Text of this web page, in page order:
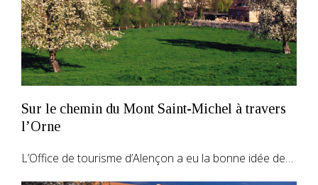
Sur le chemin du Mont Saint-Michel à travers
l’Orne
L’Office de tourisme d’Alençon a eu la bonne idée de…